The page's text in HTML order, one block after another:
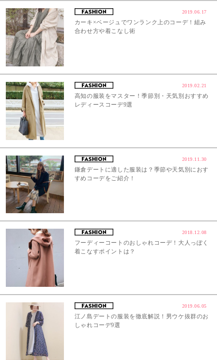
2019.06.17
カーキ×ベージュでワンランク上のコーデ！組み
合わせ方や着こなし術
2019.02.21
高知の服装をマスター！季節別・天気別おすすめ
レディースコーデ9選
2019.11.30
鎌倉デートに適した服装は？季節や天気別におす
すめコーデをご紹介！
2018.12.08
フーディーコートのおしゃれコーデ！大人っぽく
着こなすポイントは？
2019.06.05
江ノ島デートの服装を徹底解説！男ウケ抜群のお
しゃれコーデ9選